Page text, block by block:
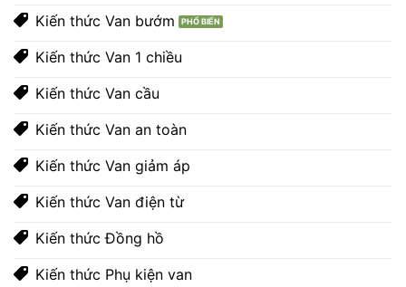
Kiến thức Van bướm
Kiến thức Van 1 chiều
Kiến thức Van cầu
Kiến thức Van an toàn
Kiến thức Van giảm áp
Kiến thức Van điện từ
Kiến thức Đồng hồ
Kiến thức Phụ kiện van